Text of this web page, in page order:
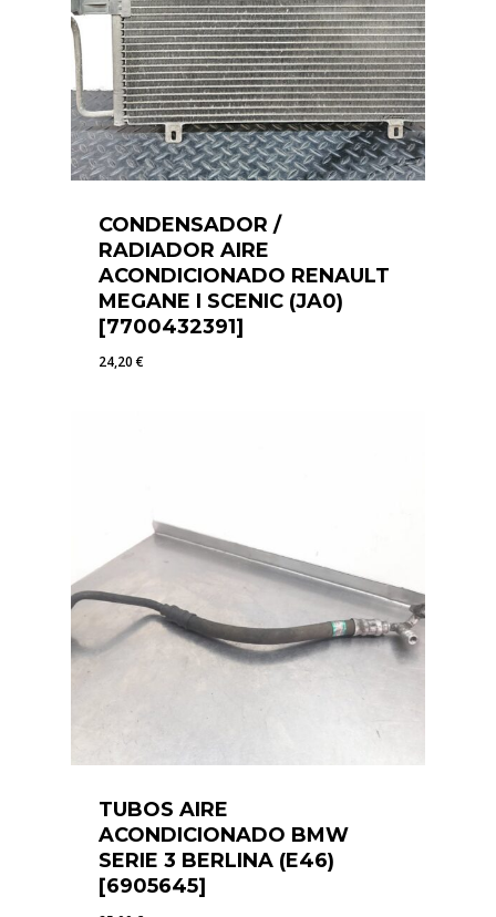
CONDENSADOR /
RADIADOR AIRE
ACONDICIONADO RENAULT
MEGANE I SCENIC (JA0)
[7700432391]
24,20€
TUBOS AIRE
ACONDICIONADO BMW
SERIE 3 BERLINA (E46)
[6905645]